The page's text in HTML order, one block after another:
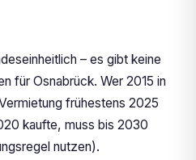
– es gibt keine
für Osnabrück. Wer 2015 in
frühestens 2025
kaufte, muss bis 2030
nutzen).